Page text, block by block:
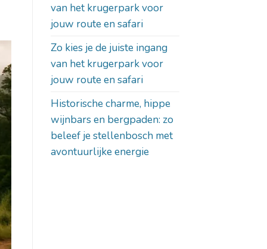
van het krugerpark voor
jouw route en safari
Zo kies je de juiste ingang
van het krugerpark voor
jouw route en safari
Historische charme, hippe
wijnbars en bergpaden: zo
beleef je stellenbosch met
avontuurlijke energie